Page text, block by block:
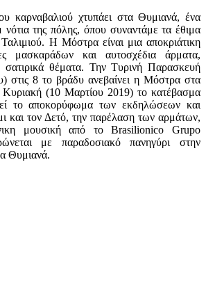
καρναβαλιού χτυπάει στα Θυμιανά, ένα
της πόλης, όπου συναντάμε τα έθιμα
Η Μόστρα είναι μια αποκριάτικη
μασκαράδων και αυτοσχέδια άρματα,
σατιρικά θέματα. Την Τυρινή Παρασκευή
στις 8 το βράδυ ανεβαίνει η Μόστρα στα
(10 Μαρτίου 2019) το κατέβασμα
το αποκορύφωμα των εκδηλώσεων και
και τον Δετό, την παρέλαση των αρμάτων,
μουσική από το Brasilionico Grupo
με παραδοσιακό πανηγύρι στην
Θυμιανά.